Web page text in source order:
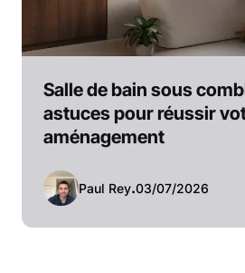
Salle de bain sous
astuces pour réussir
aménagement
Paul Rey.03/07/2026